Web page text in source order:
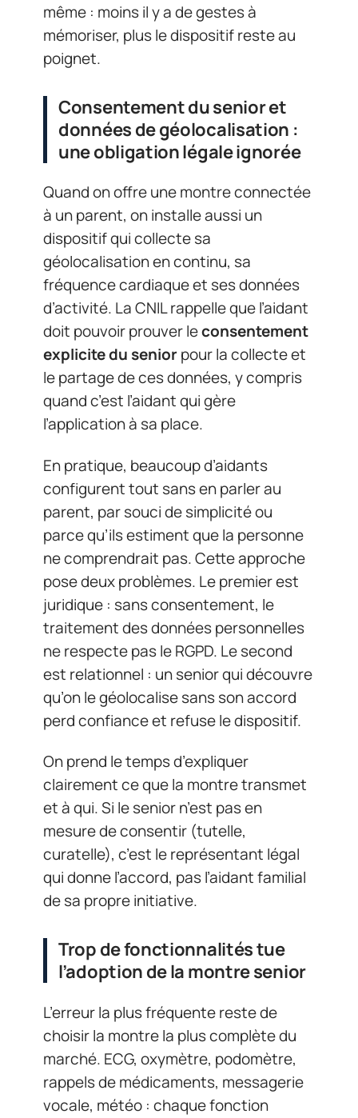
même : moins il y a de gestes à
mémoriser, plus le dispositif reste au
poignet.
Consentement du senior et
données de géolocalisation :
une obligation légale ignorée
Quand on offre une montre connectée
à un parent, on installe aussi un
dispositif qui collecte sa
géolocalisation en continu, sa
fréquence cardiaque et ses données
d’activité. La CNIL rappelle que l’aidant
doit pouvoir prouver leconsentement
explicite du seniorpour la collecte et
le partage de ces données, y compris
quand c’est l’aidant qui gère
l’application à sa place.
En pratique, beaucoup d’aidants
configurent tout sans en parler au
parent, par souci de simplicité ou
parce qu’ils estiment que la personne
ne comprendrait pas. Cette approche
pose deux problèmes. Le premier est
juridique : sans consentement, le
traitement des données personnelles
ne respecte pas le RGPD. Le second
est relationnel : un senior qui découvre
qu’on le géolocalise sans son accord
perd confiance et refuse le dispositif.
On prend le temps d’expliquer
clairement ce que la montre transmet
et à qui. Si le senior n’est pas en
mesure de consentir (tutelle,
curatelle), c’est le représentant légal
qui donne l’accord, pas l’aidant familial
de sa propre initiative.
Trop de fonctionnalités tue
l’adoption de la montre senior
L’erreur la plus fréquente reste de
choisir la montre la plus complète du
marché. ECG, oxymètre, podomètre,
rappels de médicaments, messagerie
vocale, météo : chaque fonction